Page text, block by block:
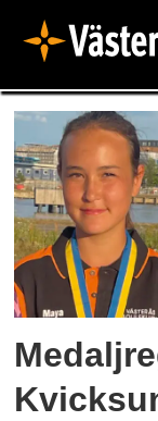
Tag:
sport